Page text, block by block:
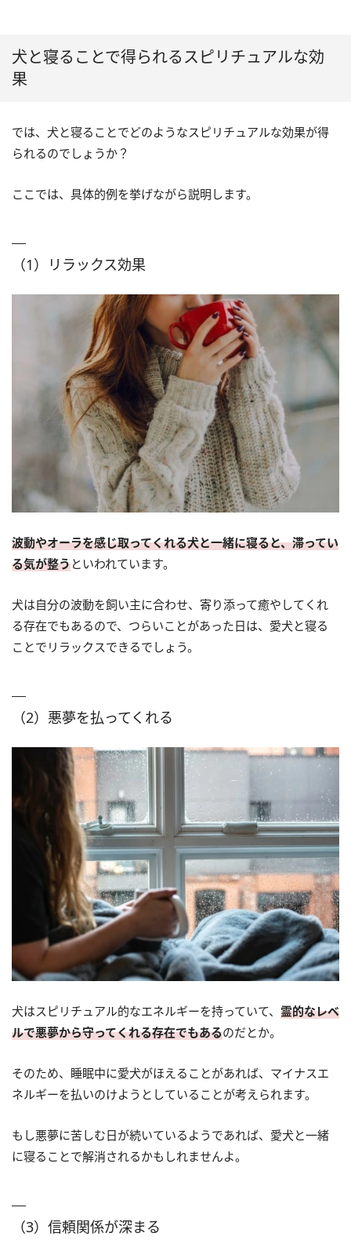
犬と寝ることで得られるスピリチュアルな効
果
では、犬と寝ることでどのようなスピリチュアルな効果が得
られるのでしょうか？
ここでは、具体的例を挙げながら説明します。
（1）リラックス効果
波動やオーラを感じ取ってくれる犬と一緒に寝ると、滞ってい
る気が整うといわれています。
犬は自分の波動を飼い主に合わせ、寄り添って癒やしてくれ
る存在でもあるので、つらいことがあった日は、愛犬と寝る
ことでリラックスできるでしょう。
（2）悪夢を払ってくれる
犬はスピリチュアル的なエネルギーを持っていて、 霊的なレベ
ルで悪夢から守ってくれる存在でもあるのだとか。
そのため、睡眠中に愛犬がほえることがあれば、マイナスエ
ネルギーを払いのけようとしていることが考えられます。
もし悪夢に苦しむ日が続いているようであれば、愛犬と一緒
に寝ることで解消されるかもしれませんよ。
（3）信頼関係が深まる